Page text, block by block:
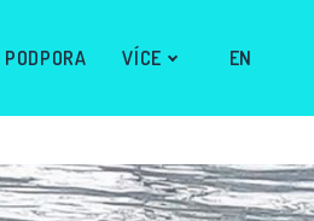
PODPORA VÍCE CS
EN